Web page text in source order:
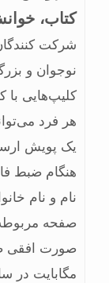
کتاب،
نوجوان و
کلیپ‌هایی با
هر فرد
یک پویش
هنگام ضبط
نام و نام
صفحه مربوطه
مگابایت در